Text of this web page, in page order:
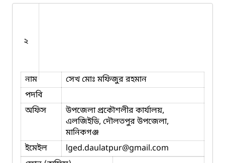
২
নাম
সেখ মোঃ মফিজুর রহমান
পদবি
অফিস
উপজেলা প্রকৌশলীর কার্যালয়,
এলজিইডি, দৌলতপুর উপজেলা,
মানিকগঞ্জ
ইমেইল
lged.daulatpur@gmail.com